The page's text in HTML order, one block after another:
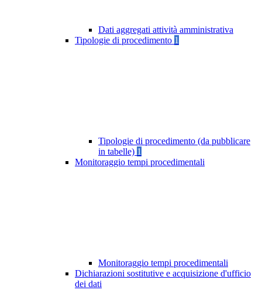
Dati aggregati attività amministrativa
Tipologie di procedimento 1
Tipologie di procedimento (da pubblicare
in tabelle) 1
Monitoraggio tempi procedimentali
Monitoraggio tempi procedimentali
Dichiarazioni sostitutive e acquisizione d'ufficio
dei dati